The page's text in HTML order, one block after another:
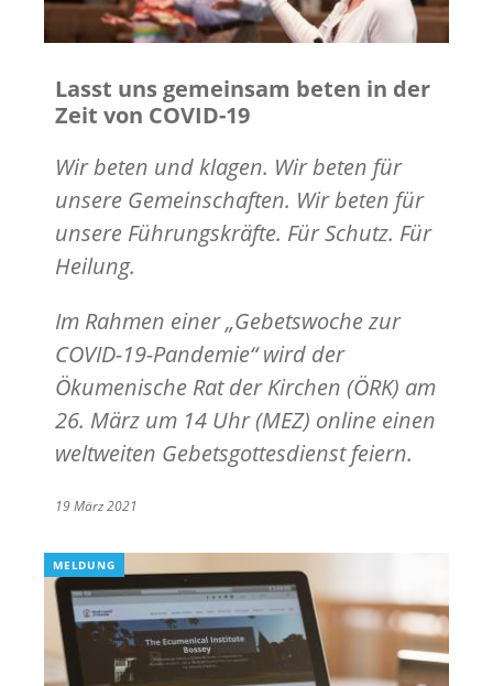
Lasst uns gemeinsam beten in der
Zeit von COVID-19
Wir beten und klagen. Wir beten für
unsere Gemeinschaften. Wir beten für
unsere Führungskräfte. Für Schutz. Für
Heilung.
Im Rahmen einer „Gebetswoche zur
COVID-19-Pandemie“ wird der
Ökumenische Rat der Kirchen (ÖRK) am
26. März um 14 Uhr (MEZ) online einen
weltweiten Gebetsgottesdienst feiern.
19 März 2021
MELDUNG